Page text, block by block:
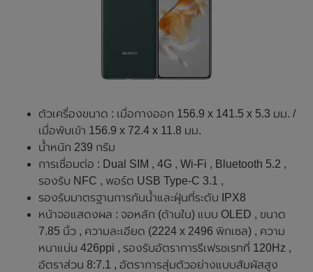
ตัวเครื่องขนาด : เมื่อกางออก 156.9 x 141.5 x 5.3 มม. /
เมื่อพับเข้า 156.9 x 72.4 x 11.8 มม.
น้ำหนัก 239 กรัม
การเชื่อมต่อ : Dual SIM , 4G , Wi-Fi , Bluetooth 5.2 ,
รองรับ NFC , พอร์ต USB Type-C 3.1 ,
รองรับมาตรฐานการกันน้ำและฝุ่นที่ระดับ IPX8
หน้าจอแสดงผล : จอหลัก (ด้านใน) แบบ OLED , ขนาด
7.85 นิ้ว , ความละเอียด (2224 x 2496 พิกเซล) , ความ
หนาแน่น 426ppi , รองรับอัตราการรีเฟรชเรทที่ 120Hz ,
อัตราส่วน 8:7.1 , อัตราการสุ่มตัวอย่างแบบสัมผัสสูง